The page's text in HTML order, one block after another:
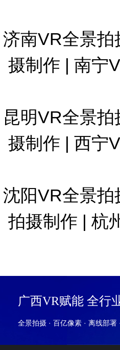
济南VR全景拍
摄制作 | 南宁
昆明VR全景拍
摄制作 | 西宁
沈阳VR全景拍
拍摄制作 | 杭
广西VR赋能 全行
全景拍摄 · 百亿像素 · 离线部署